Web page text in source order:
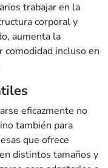
trabajar en la
corporal y
aumenta la
comodidad incluso en
eficazmente no
también para
que ofrece
distintos tamaños y